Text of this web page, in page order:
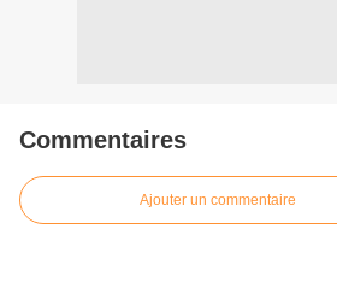
Commentaires
Ajouter un commentaire